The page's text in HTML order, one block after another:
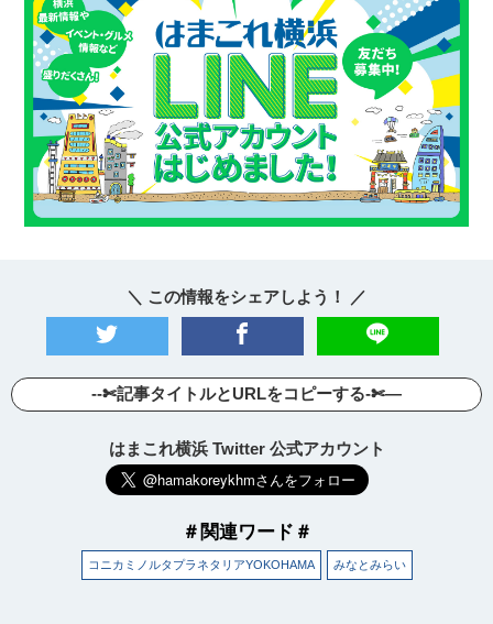
＼ この情報をシェアしよう！ ／
--✄記事タイトルとURLをコピーする-✄—
はまこれ横浜 Twitter 公式アカウント
＃関連ワード＃
コニカミノルタプラネタリアYOKOHAMA みなとみらい